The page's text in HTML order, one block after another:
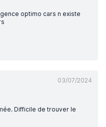
optimo cars n existe
03/07/2024
Difficile de trouver le